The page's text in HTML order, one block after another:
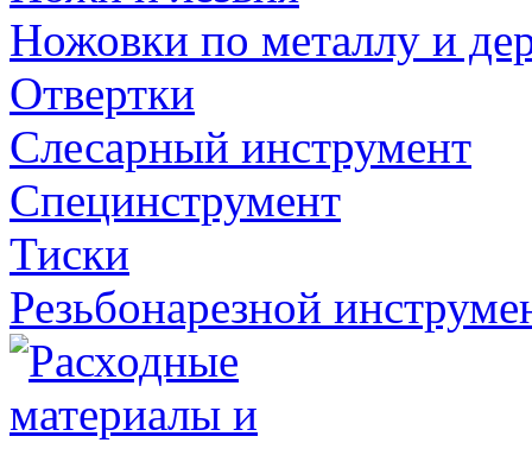
Ножовки по металлу и
Отвертки
Слесарный инструмент
Специнструмент
Тиски
Резьбонарезной